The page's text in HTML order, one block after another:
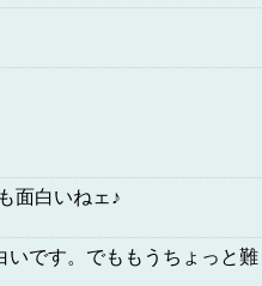
面白いねェ♪
です。でももうちょっと難